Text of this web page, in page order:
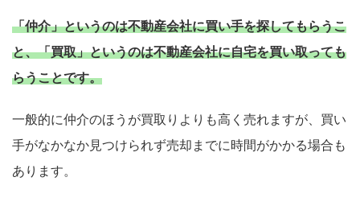
「仲介」というのは不動産会社に買い手を探してもらうこ
と、「買取」というのは不動産会社に自宅を買い取っても
らうことです。
一般的に仲介のほうが買取りよりも高く売れますが、買い
手がなかなか見つけられず売却までに時間がかかる場合も
あります。